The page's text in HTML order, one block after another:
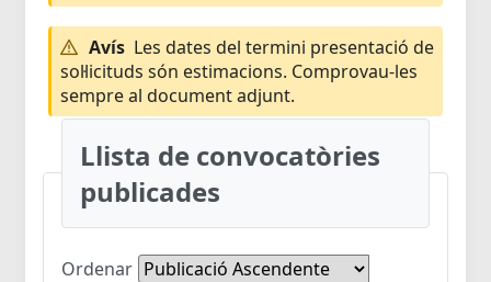
Avís Les dates del termini presentació de
sol·licituds són estimacions. Comprovau-les
sempre al document adjunt.
Llista de convocatòries
publicades
Ordenar